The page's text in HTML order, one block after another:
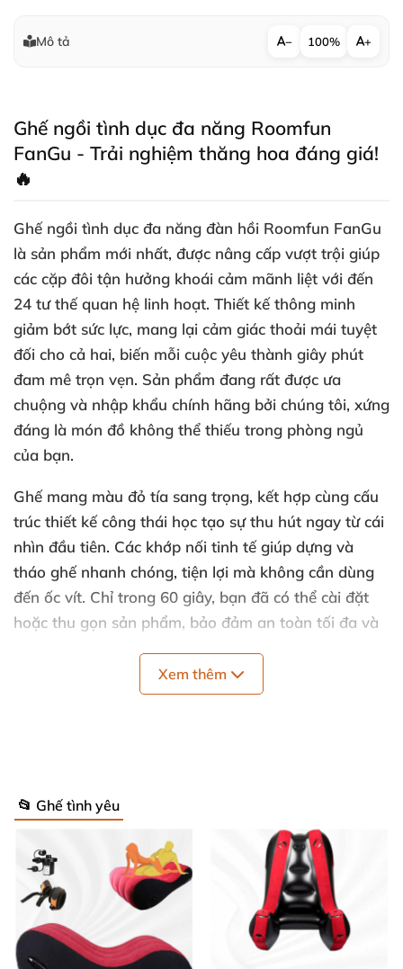
Mô tả − 100% +
Ghế ngồi tình dục đa năng Roomfun
FanGu - Trải nghiệm thăng hoa đáng giá!
🔥
Ghế ngồi tình dục đa năng đàn hồi Roomfun FanGu
là sản phẩm mới nhất, được nâng cấp vượt trội giúp
các cặp đôi tận hưởng khoái cảm mãnh liệt với đến
24 tư thế quan hệ linh hoạt. Thiết kế thông minh
giảm bớt sức lực, mang lại cảm giác thoải mái tuyệt
đối cho cả hai, biến mỗi cuộc yêu thành giây phút
đam mê trọn vẹn. Sản phẩm đang rất được ưa
chuộng và nhập khẩu chính hãng bởi chúng tôi, xứng
đáng là món đồ không thể thiếu trong phòng ngủ
của bạn.
Ghế mang màu đỏ tía sang trọng, kết hợp cùng cấu
trúc thiết kế công thái học tạo sự thu hút ngay từ cái
nhìn đầu tiên. Các khớp nối tinh tế giúp dựng và
tháo ghế nhanh chóng, tiện lợi mà không cần dùng
đến ốc vít. Chỉ trong 60 giây, bạn đã có thể cài đặt
hoặc thu gọn sản phẩm, bảo đảm an toàn tối đa và
tăng khả năng nhún và giữ hình dạng, mang lại
sự linh hoạt tuyệt vời khi vận động.
Tay vịn thiết kế vòng cung lớn hỗ trợ tốt, giúp tiết
kiệm sức lực và tăng sự ổn định khi quan hệ, chịu
được tải trọng lên đến 200kg.
Xem thêm
📂 Ghế tình yêu